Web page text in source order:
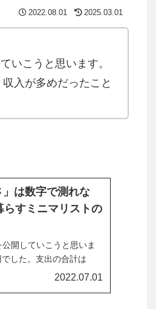
2022.08.01 2025.03.01
いこうと思います。
入が多めだったこと
」は数字で測れな
らすミニマリストの
開していこうと思いま
した。支出の合計は
200万で豊かに暮らす」
2022.07.01